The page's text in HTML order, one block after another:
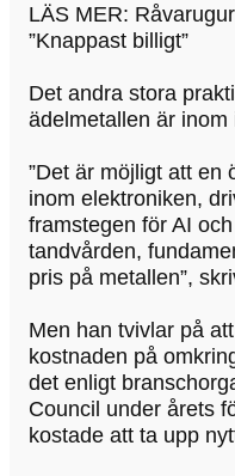
LÄS MER:
”Knappast billigt”
Det andra stora
ädelmetallen är inom
”Det är möjligt att en
inom elektroniken,
framstegen för AI
tandvården,
pris på metallen”,
Men han tvivlar på
kostnaden på
det enligt
Council under årets
kostade att ta upp